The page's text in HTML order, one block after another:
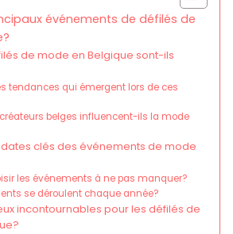
événements de défilés de
de mode en Belgique sont-ils
tendances qui émergent lors de ces
belges influencent-ils la mode
clés des événements de mode
les événements à ne pas manquer?
se déroulent chaque année?
incontournables pour les défilés de